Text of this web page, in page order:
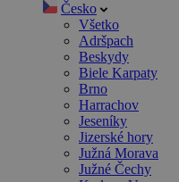
Česko
Všetko
Adršpach
Beskydy
Biele Karpaty
Brno
Harrachov
Jeseníky
Jizerské hory
Južná Morava
Južné Čechy